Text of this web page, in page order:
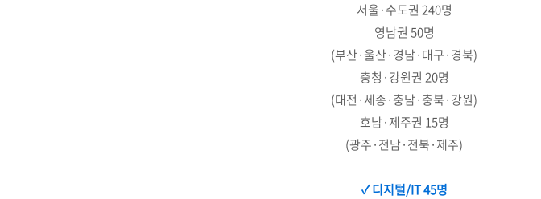
서울·수도권 240명
영남권 50명
(부산·울산·경남·대구·경북)
충청·강원권 20명
(대전·세종·충남·충북·강원)
호남·제주권 15명
(광주·전남·전북·제주)
✓디지털/IT 45명